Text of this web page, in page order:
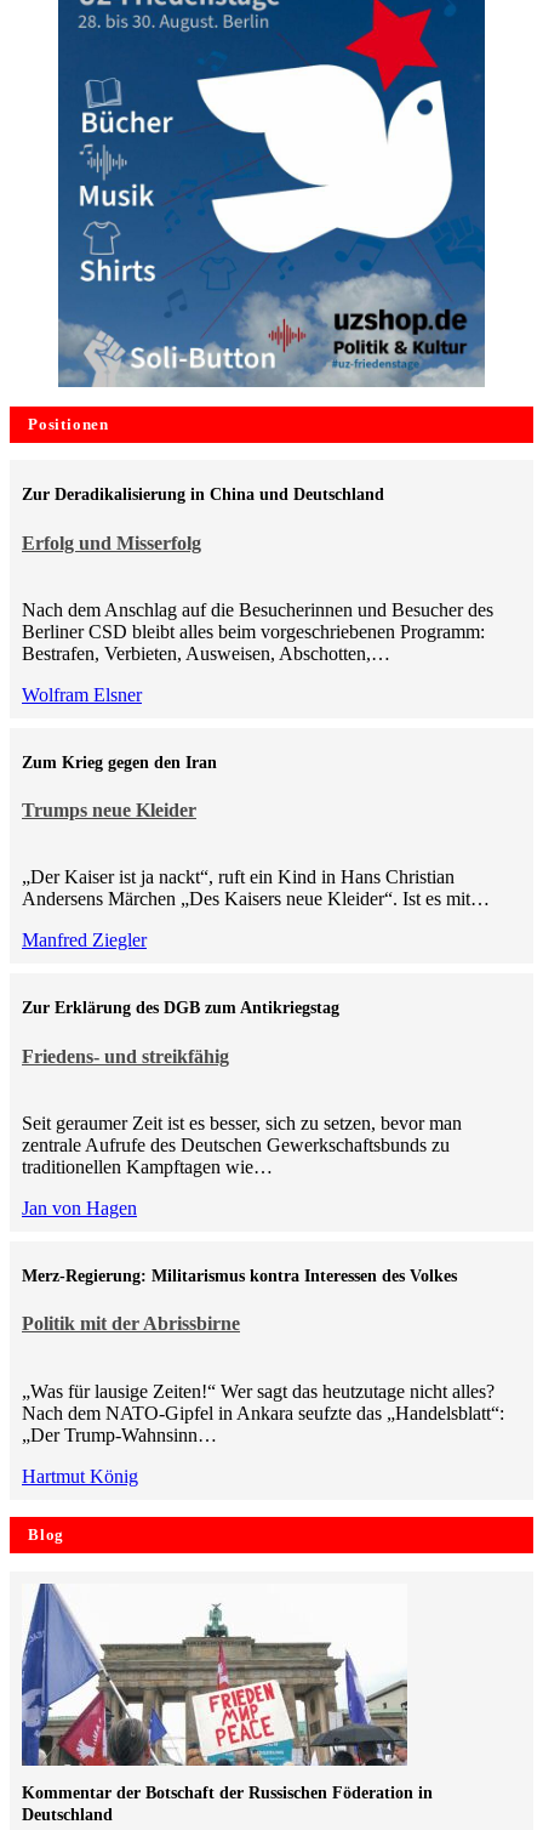
Positionen
Erfolg und Misserfolg
Zur Deradikalisierung in China und Deutschland
Nach dem Anschlag auf die Besucherinnen und Besucher des
Berliner CSD bleibt alles beim vorgeschriebenen Programm:
Bestrafen, Verbieten, Ausweisen, Abschotten,…
Wolfram Elsner
Trumps neue Kleider
Zum Krieg gegen den Iran
„Der Kaiser ist ja nackt“, ruft ein Kind in Hans Christian
Andersens Märchen „Des Kaisers neue Kleider“. Ist es mit…
Manfred Ziegler
Friedens- und streikfähig
Zur Erklärung des DGB zum Antikriegstag
Seit geraumer Zeit ist es besser, sich zu setzen, bevor man
zentrale Aufrufe des Deutschen Gewerkschaftsbunds zu
traditionellen Kampftagen wie…
Jan von Hagen
Politik mit der Abrissbirne
Merz-Regierung: Militarismus kontra Inte­ressen des Volkes
„Was für lausige Zeiten!“ Wer sagt das heutzutage nicht alles?
Nach dem NATO-Gipfel in Ankara seufzte das „Handelsblatt“:
„Der Trump-Wahnsinn…
Hartmut König
Blog
Kommentar der Botschaft der Russischen Föderation in
Deutschland